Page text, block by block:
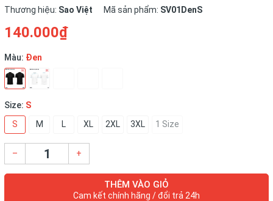
Thương hiệu: Sao Việt Mã sản phẩm: SV01DenS
140.000₫
Màu: Đen
Size: S
S
M L XL 2XL 3XL 1 Size
– +
THÊM VÀO GIỎ
Cam kết chính hãng / đổi trả 24h